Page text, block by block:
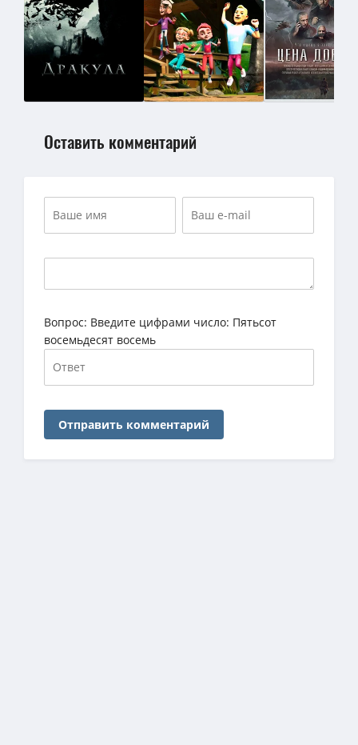
Оставить комментарий
Вопрос: Введите цифрами число: Пятьсот
восемьдесят восемь
Отправить комментарий